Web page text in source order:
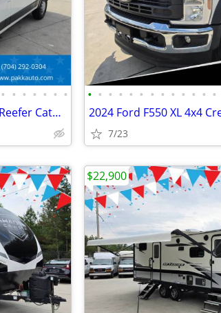
• • • • • • •
2023 Ram ProMaster 2500 Cargo Reefer Catering Van Thermo King V320
• • • • • • • • • • • • •
7/23
$22,900